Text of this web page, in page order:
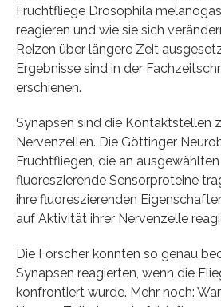
Fruchtfliege Drosophila
reagieren und wie sie sich
Reizen über längere Zeit
Ergebnisse sind in der
erschienen.
Synapsen sind die Kontaktstellen
Nervenzellen. Die Göttinger
Fruchtfliegen, die an
fluoreszierende Sensorproteine
ihre fluoreszierenden
auf Aktivität ihrer Nervenzelle
Die Forscher konnten so genau
Synapsen reagierten, wenn die
konfrontiert wurde. Mehr noch: